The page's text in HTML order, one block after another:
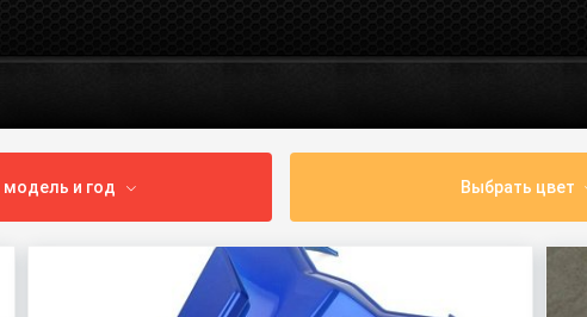
модель и год Выбрать цвет